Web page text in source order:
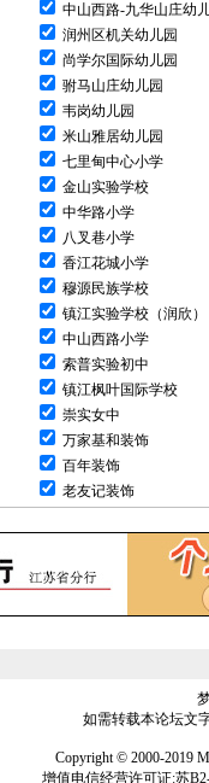
中山西路-九华山庄幼
润州区机关幼儿园
尚学尔国际幼儿园
驸马山庄幼儿园
韦岗幼儿园
米山雅居幼儿园
七里甸中心小学
金山实验学校
中华路小学
八叉巷小学
香江花城小学
穆源民族学校
镇江实验学校（润欣）
中山西路小学
索普实验初中
镇江枫叶国际学校
崇实女中
万家基和装饰
百年装饰
老友记装饰
如需转载本论坛文
Copyright © 2000-2019
增值电信经营许可证:苏